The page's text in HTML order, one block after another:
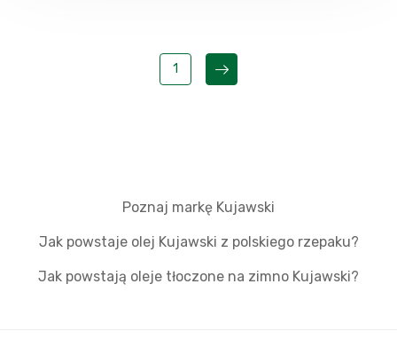
1
Poznaj markę Kujawski
Jak powstaje olej Kujawski z polskiego rzepaku?
Jak powstają oleje tłoczone na zimno Kujawski?